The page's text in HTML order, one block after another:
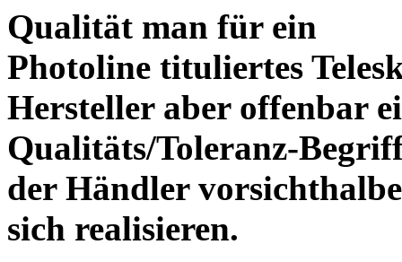
Qualität man für ein
Photoline tituliertes
Hersteller aber offenbar
Qualitäts/Toleranz-
der Händler
sich realisieren.